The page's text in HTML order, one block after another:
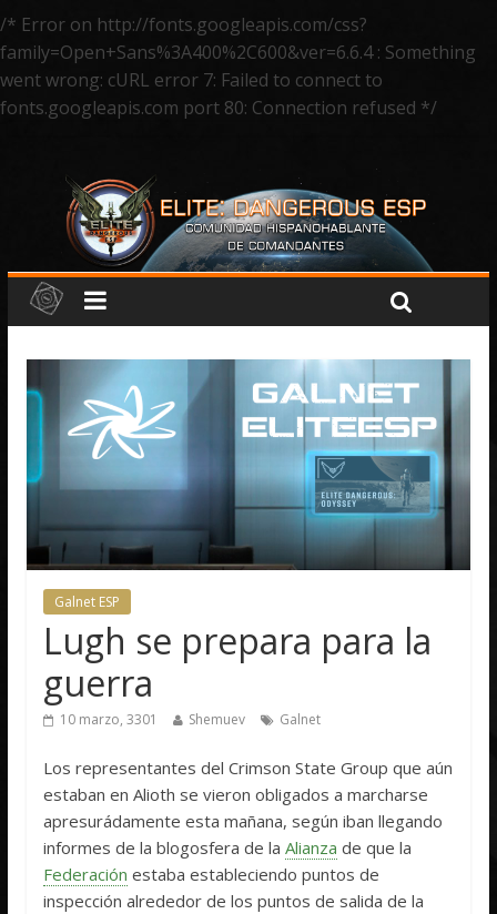
/* Error on http://fonts.googleapis.com/css?
family=Open+Sans%3A400%2C600&ver=6.6.4 : Something
went wrong: cURL error 7: Failed to connect to
fonts.googleapis.com port 80: Connection refused */
Galnet ESP
Lugh se prepara para la
guerra
10 marzo, 3301 Shemuev Galnet
Los representantes del Crimson State Group que aún
estaban en Alioth se vieron obligados a marcharse
apresurádamente esta mañana, según iban llegando
informes de la blogosfera de laAlianza de que la
Federación estaba estableciendo puntos de
inspección alrededor de los puntos de salida de la